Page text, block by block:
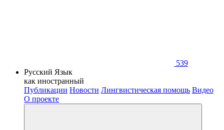
539
Русский Язык
как иностранный
Публикации Новости Лингвистическая помощь Видео
О проекте